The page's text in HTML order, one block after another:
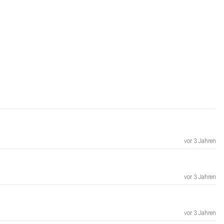
vor 3 Jahren
vor 3 Jahren
vor 3 Jahren